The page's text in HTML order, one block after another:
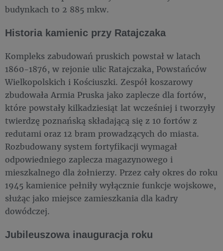
budynkach to 2 885 mkw.
Historia kamienic przy Ratajczaka
Kompleks zabudowań pruskich powstał w latach
1860-1876, w rejonie ulic Ratajczaka, Powstańców
Wielkopolskich i Kościuszki. Zespół koszarowy
zbudowała Armia Pruska jako zaplecze dla fortów,
które powstały kilkadziesiąt lat wcześniej i tworzyły
twierdzę poznańską składającą się z 10 fortów z
redutami oraz 12 bram prowadzących do miasta.
Rozbudowany system fortyfikacji wymagał
odpowiedniego zaplecza magazynowego i
mieszkalnego dla żołnierzy. Przez cały okres do roku
1945 kamienice pełniły wyłącznie funkcje wojskowe,
służąc jako miejsce zamieszkania dla kadry
dowódczej.
Jubileuszowa inauguracja roku